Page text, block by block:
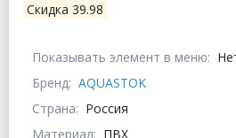
Скидка 39.98
Показывать элемент в меню:
Бренд: AQUASTOK
Страна: Россия
Материал: ПВХ